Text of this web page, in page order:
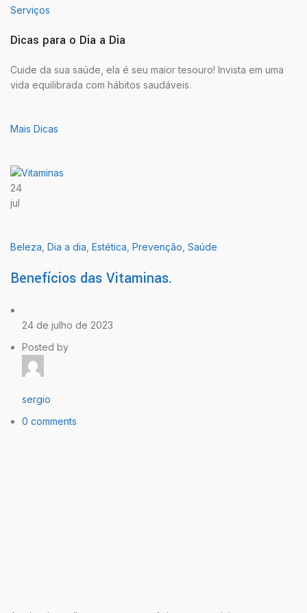
Serviços
Dicas para o Dia a Dia
Cuide da sua saúde, ela é seu maior tesouro! Invista em uma
vida equilibrada com hábitos saudáveis.
Mais Dicas
24
jul
Beleza Dia a dia Estética Prevenção Saúde
Benefícios das Vitaminas.
24 de julho de 2023
Posted by
sergio
0 comments